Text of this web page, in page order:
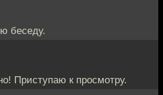
беседу.
Приступаю к просмотру.